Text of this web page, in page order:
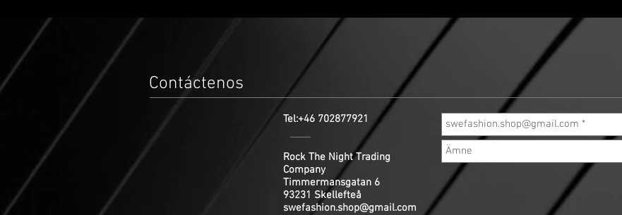
Contáctenos
Tel:+46 702877921
Rock The Night Trading
Company
Timmermansgatan 6
93231 Skellefteå
swefashion.shop@gmail.com